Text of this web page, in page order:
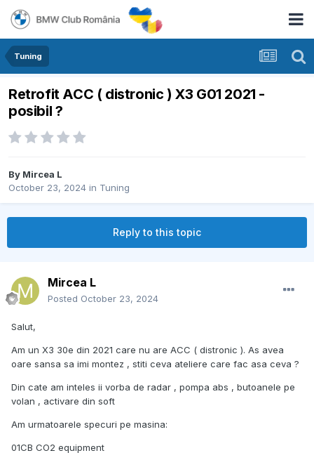
Tuning
Retrofit ACC ( distronic ) X3 G01 2021 -
posibil ?
By Mircea L
October 23, 2024 in Tuning
Reply to this topic
Mircea L
Posted October 23, 2024
Salut,
Am un X3 30e din 2021 care nu are ACC ( distronic ). As avea
oare sansa sa imi montez , stiti ceva ateliere care fac asa ceva ?
Din cate am inteles ii vorba de radar , pompa abs , butoanele pe
volan , activare din soft
Am urmatoarele specuri pe masina:
01CB CO2 equipment